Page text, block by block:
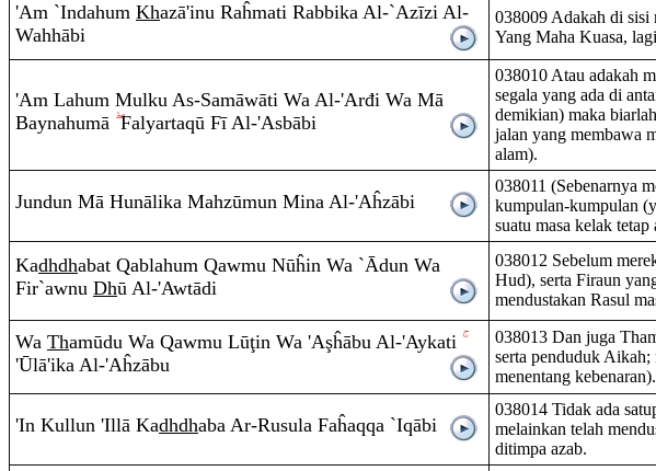
'Am `Indahum Khazā'inu Raĥmati Rabbika Al-`Azīzi Al-
Wahhābi
038009 Adakah di sisi
Yang Maha Kuasa,
'Am Lahum Mulku As-Samāwāti Wa Al-'Arđi Wa Mā
Baynahumā Falyartaqū FīAl-'Asbābi
038010 Atau adakah
segala yang ada di
demikian) maka
jalan yang membawa
alam).
Jundun Mā Hunālika Mahzūmun Mina Al-'Aĥzābi
038011 (Sebenarnya
kumpulan-kumpulan
suatu masa kelak
Kadhdhabat Qablahum Qawmu Nūĥin Wa `Ādun Wa
Fir`awnu Dhū Al-'Awtādi
038012 Sebelum
Hud), serta Firaun
mendustakan Rasul
Wa Thamūdu Wa Qawmu Lūţin Wa 'Aşĥābu Al-'Aykati
'Ūlā'ika Al-'Aĥzābu
038013 Dan juga
serta penduduk
menentang kebenaran).
'In Kullun 'Illā Kadhdhaba Ar-Rusula Faĥaqqa `Iqābi
038014 Tidak ada
melainkan telah
ditimpa azab.